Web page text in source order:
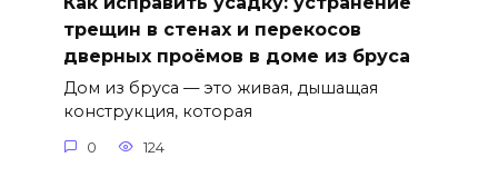
трещин в стенах и перекосов
дверных проёмов в доме из бруса
Дом из бруса — это живая, дышащая
конструкция, которая
0 124